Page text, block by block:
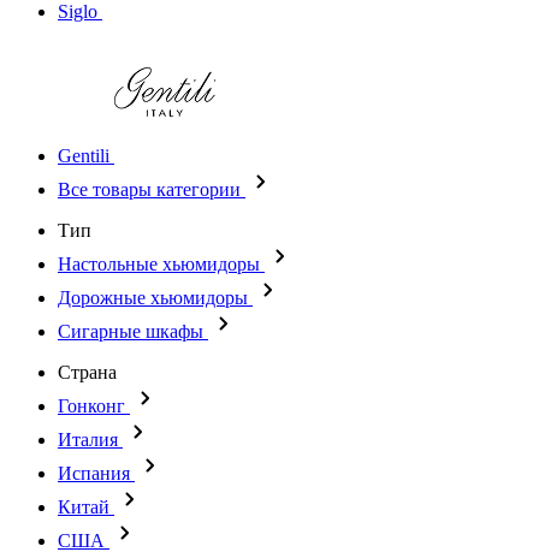
Siglo
Gentili
Все товары категории
Тип
Настольные хьюмидоры
Дорожные хьюмидоры
Сигарные шкафы
Страна
Гонконг
Италия
Испания
Китай
США